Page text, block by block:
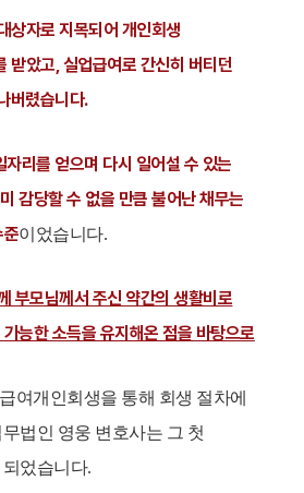
상자로 지목되어 개인회생
받았고, 실업급여로 간신히 버티던
버렸습니다.
자리를 얻으며 다시 일어설 수 있는
감당할 수 없을 만큼 불어난 채무는
준이었습니다.
부모님께서 주신 약간의 생활비로
능한 소득을 유지해온 점을 바탕으로
여개인회생을 통해 회생 절차에
법인 영웅 변호사는 그 첫
었습니다.